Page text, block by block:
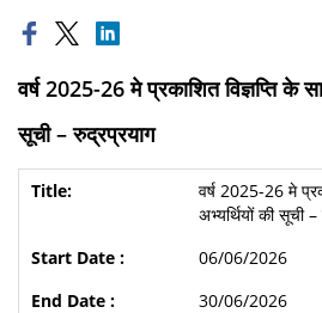
वर्ष 2025-26 मे प्रकाशित विज्ञप्ति के
सूची – रुद्रप्रयाग
वर्ष 2025-26 मे
अभ्यर्थियों की सूची
06/06/2026
30/06/2026